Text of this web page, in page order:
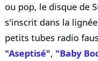
ou pop, le disque de
s'inscrit dans la
petits tubes radio
"Aseptisé", "Baby